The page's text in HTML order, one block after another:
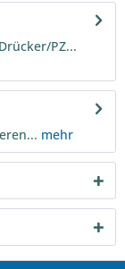
PZ...
mehr